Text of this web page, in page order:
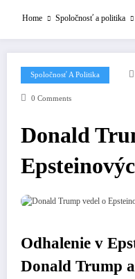
Home Spoločnosť a politika
Spoločnosť A Politika
0 Comments
Donald
Odhalenie v
Donald Trump